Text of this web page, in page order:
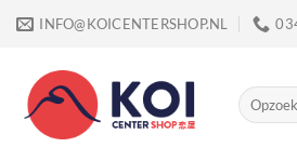
Ga
inhoud
INFO@KOICENTERSHOP.NL
Zoeken
naar: